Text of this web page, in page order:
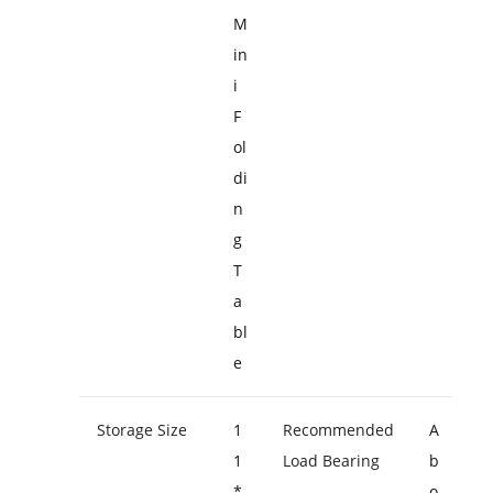
M
in
i
F
ol
di
n
g
T
a
bl
e
Storage Size
1
1
Recommended
Load Bearing
A
b